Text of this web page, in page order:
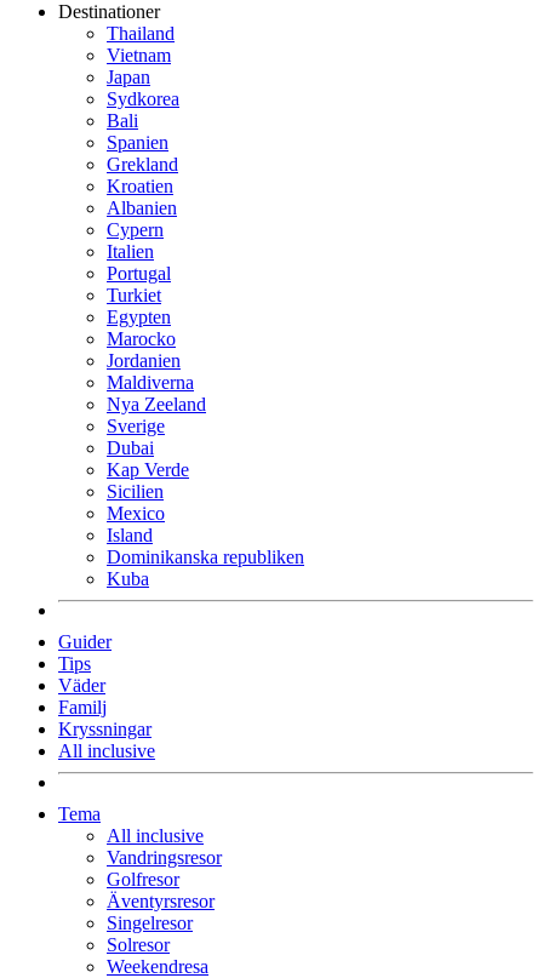
Destinationer
Thailand
Vietnam
Japan
Sydkorea
Bali
Spanien
Grekland
Kroatien
Albanien
Cypern
Italien
Portugal
Turkiet
Egypten
Marocko
Jordanien
Maldiverna
Nya Zeeland
Sverige
Dubai
Kap Verde
Sicilien
Mexico
Island
Dominikanska republiken
Kuba
Guider
Tips
Väder
Familj
Kryssningar
All inclusive
Tema
All inclusive
Vandringsresor
Golfresor
Äventyrsresor
Singelresor
Solresor
Weekendresa